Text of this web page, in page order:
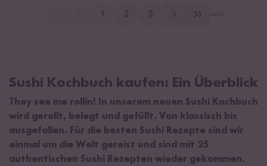
2 3
Sushi Kochbuch kaufen: Ein Überblick
They see me rollin! In unserem neuen Sushi Kochbuch
wird gerollt, belegt und gefüllt. Von klassisch bis
ausgefallen. Für die besten Sushi Rezepte sind wir
einmal um die Welt gereist und sind mit 25
authentischen Sushi Rezepten wieder gekommen.